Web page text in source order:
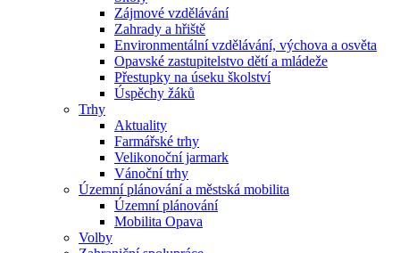
Zájmové vzdělávání
Zahrady a hřiště
Environmentální vzdělávání, výchova a osvěta
Opavské zastupitelstvo dětí a mládeže
Přestupky na úseku školství
Úspěchy žáků
Trhy
Aktuality
Farmářské trhy
Velikonoční jarmark
Vánoční trhy
Územní plánování a městská mobilita
Územní plánování
Mobilita Opava
Volby